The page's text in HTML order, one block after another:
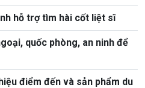
hỗ trợ tìm hài cốt liệt sĩ
quốc phòng, an ninh để
điểm đến và sản phẩm du